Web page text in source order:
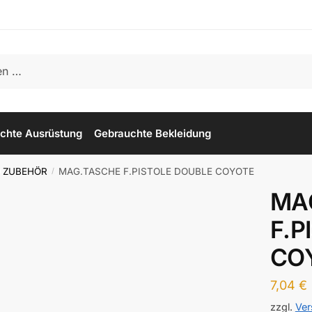
Ausrüstung Gebrauchte Bekleidung
/ MAG.TASCHE F.PISTOLE DOUBLE COYOTE
7,04 €
zzgl.